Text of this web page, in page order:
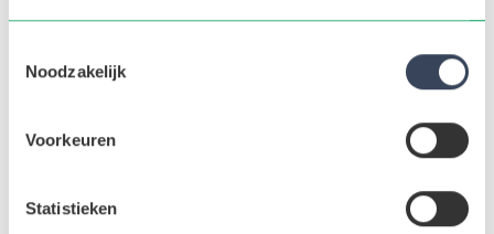
Noodzakelijk
Voorkeuren
Statistieken
detacheerde. Daar is zij verantwoordelijk geweest voor zowel
de marketing als voor de begeleiding van extern geplaatste
opgedaan op het gebied van productontwikkeling, marketing
commerciële en marketing ervaring wat ervoor zorgt dat ze
op de juiste wijze kandidaten en klanten kan benaderen.